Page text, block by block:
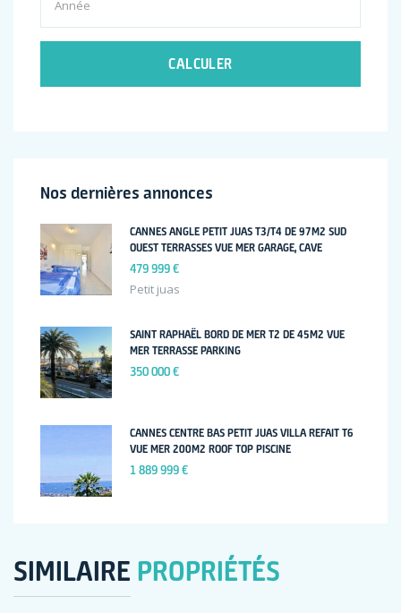
CALCULER
Nos dernières annonces
CANNES ANGLE PETIT JUAS T3/T4 DE 97M2 SUD
OUEST TERRASSES VUE MER GARAGE, CAVE
479 999 €
Petit juas
SAINT RAPHAËL BORD DE MER T2 DE 45M2 VUE
MER TERRASSE PARKING
350 000 €
CANNES CENTRE BAS PETIT JUAS VILLA REFAIT T6
VUE MER 200M2 ROOF TOP PISCINE
1 889 999 €
SIMILAIRE PROPRIÉTÉS